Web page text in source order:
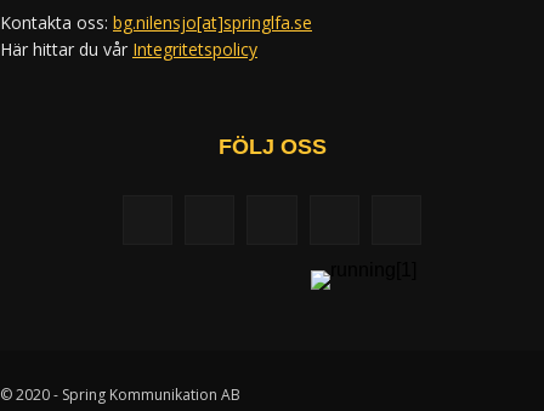
Kontakta oss: bg.nilensjo[at]springlfa.se
Här hittar du vår Integritetspolicy
FÖLJ OSS
© 2020 - Spring Kommunikation AB